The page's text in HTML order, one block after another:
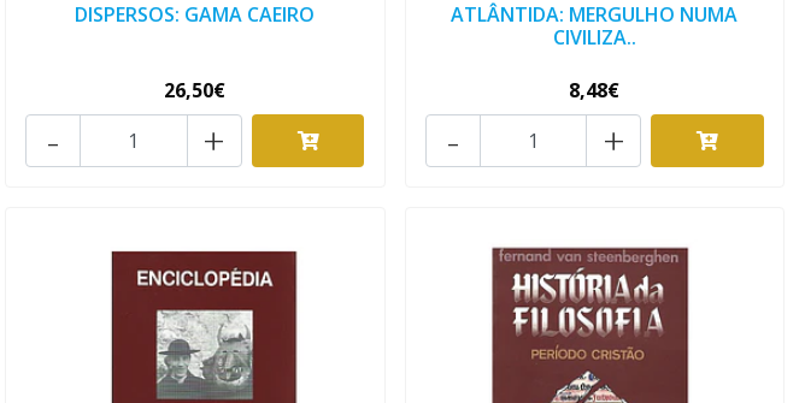
DISPERSOS: GAMA CAEIRO
26,50€
+
-
ATLÂNTIDA: MERGULHO NUMA
CIVILIZA..
8,48€
+
-